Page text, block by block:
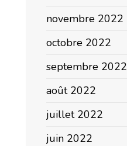
novembre 2022
octobre 2022
septembre 2022
août 2022
juillet 2022
juin 2022